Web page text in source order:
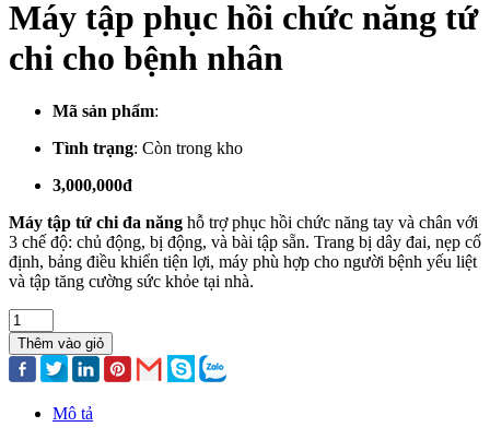
Máy tập phục hồi chức năng tứ
chi cho bệnh nhân
Mã sản phẩm:
Tình trạng: Còn trong kho
3,000,000đ
Máy tập tứ chi đa năng hỗ trợ phục hồi chức năng tay và chân với
3 chế độ: chủ động, bị động, và bài tập sẵn. Trang bị dây đai, nẹp cố
định, bảng điều khiển tiện lợi, máy phù hợp cho người bệnh yếu liệt
và tập tăng cường sức khỏe tại nhà.
Thêm vào giỏ
Mô tả